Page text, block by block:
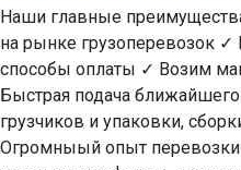
Наши главные
на рынке грузоперевозок
способы оплаты ✓ Возим
Быстрая подача
грузчиков и упаковки,
Огромныый опыт перевозки